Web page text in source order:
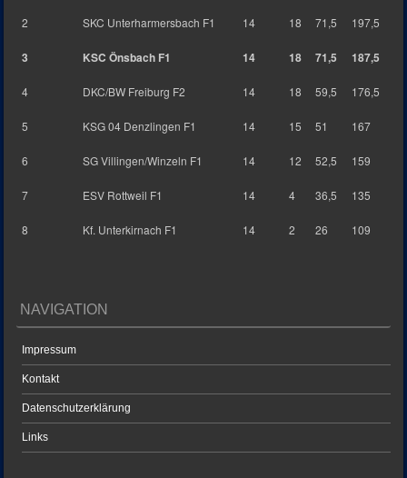
2 SKC Unterharmersbach F1 14 18 71,5 197,5
3 KSC Önsbach F1 14 18 71,5 187,5
4 DKC/BW Freiburg F2 14 18 59,5 176,5
5 KSG 04 Denzlingen F1 14 15 51 167
6 SG Villingen/Winzeln F1 14 12 52,5 159
7 ESV Rottweil F1 14 4 36,5 135
8 Kf. Unterkirnach F1 14 2 26 109
NAVIGATION
Impressum
Kontakt
Datenschutzerklärung
Links